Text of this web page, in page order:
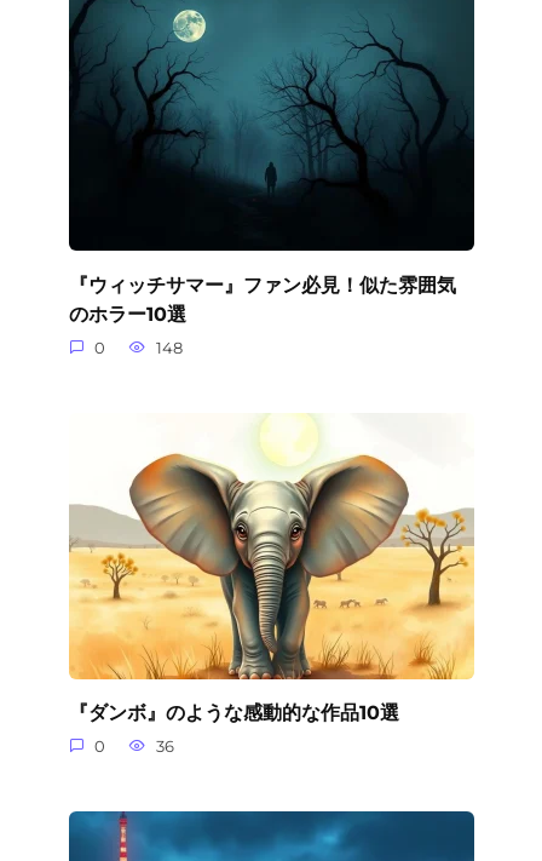
『ウィッチサマー』ファン必見！似た雰囲気
のホラー10選
0 148
『ダンボ』のような感動的な作品10選
0 36